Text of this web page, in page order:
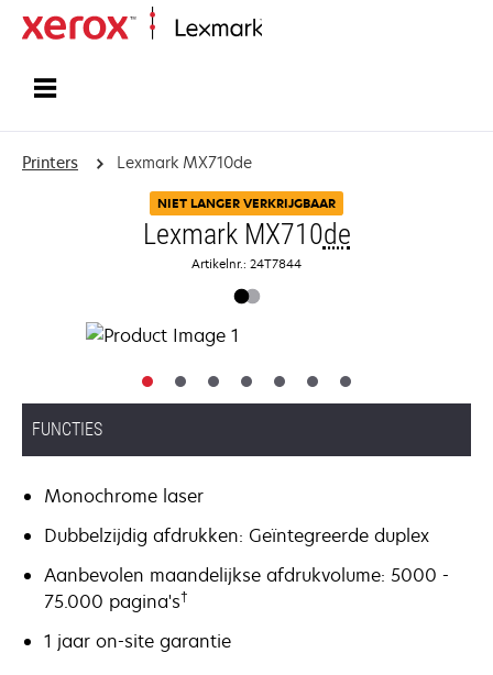
Printers Lexmark MX710de
NIET LANGER VERKRIJGBAAR
Lexmark MX710de
Artikelnr.: 24T7844
FUNCTIES
Monochrome laser
Dubbelzijdig afdrukken: Geïntegreerde duplex
Aanbevolen maandelijkse afdrukvolume: 5000 -
75.000 pagina's†
1 jaar on-site garantie